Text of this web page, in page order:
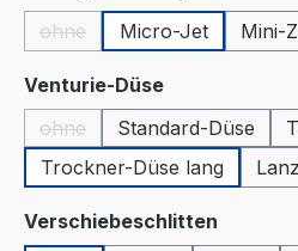
ohne
(Diese Option ist zurzeit nicht
Micro-Jet Mini-
Venturie-Düseauswählen
ohne
(Diese Option ist zurzeit
Standard-Düse
Trockner-Düse lang
Verschiebeschlitten